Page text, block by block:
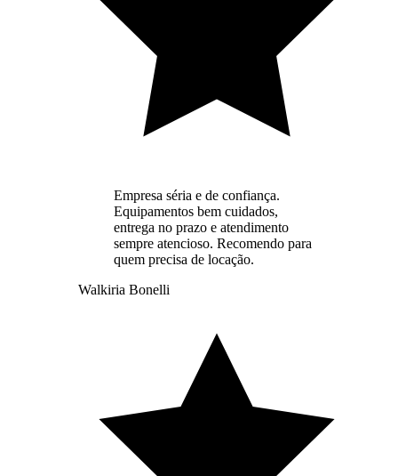
Empresa séria e de confiança.
Equipamentos bem cuidados,
entrega no prazo e atendimento
sempre atencioso. Recomendo para
quem precisa de locação.
Walkiria Bonelli